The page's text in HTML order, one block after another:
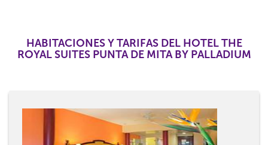
HABITACIONES Y TARIFAS DEL HOTEL THE
ROYAL SUITES PUNTA DE MITA BY PALLADIUM